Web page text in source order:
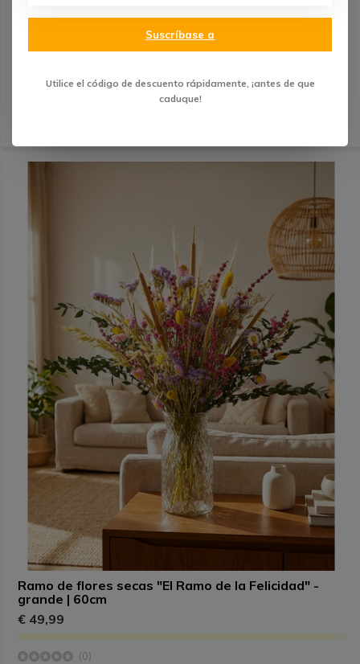
Ramo de flores secas "Cálido atardecer" (Grande) |
€ 49,99
(12)
Ramo de flores secas "El Ramo de la Felicidad" -
grande | 60cm
€ 49,99
(0)
Suscríbase a
Utilice el código de descuento rápidamente, ¡antes de que
caduque!